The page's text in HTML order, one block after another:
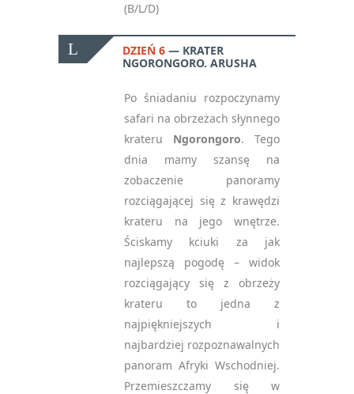
(B/L/D)
DZIEŃ 6
KRATER
NGORONGORO. ARUSHA
Po śniadaniu rozpoczynamy
safari na obrzeżach słynnego
krateru Ngorongoro. Tego
dnia mamy szansę na
zobaczenie panoramy
rozciągającej się z krawędzi
krateru na jego wnętrze.
Ściskamy kciuki za jak
najlepszą pogodę – widok
rozciągający się z obrzeży
krateru to jedna z
najpiękniejszych i
najbardziej rozpoznawalnych
panoram Afryki Wschodniej.
Przemieszczamy się w